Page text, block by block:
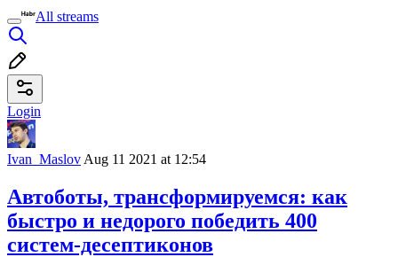
All streams
Login
Ivan_Maslov Aug 11 2021 at 12:54
Автоботы, трансформируемся: как
быстро и недорого победить 400
систем-десептиконов